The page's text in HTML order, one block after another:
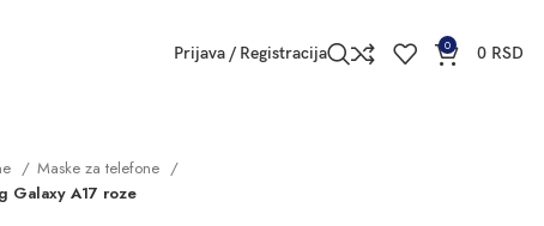
Prijava / Registracija 0 0 RSD
Maske za telefone
Galaxy A17 roze